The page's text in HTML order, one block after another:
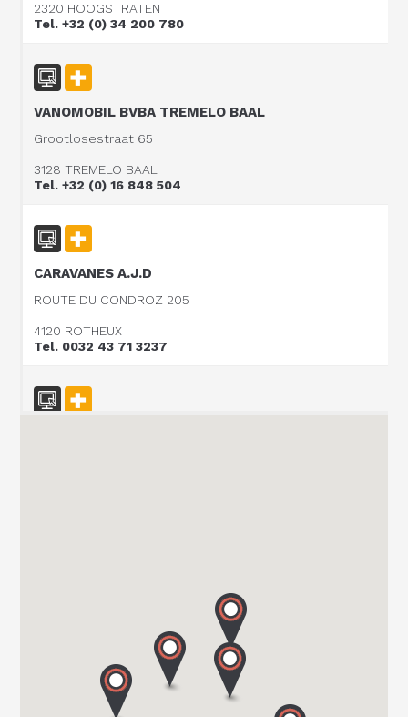
2320 HOOGSTRATEN
Tel. +32 (0) 34 200 780
VANOMOBIL BVBA TREMELO BAAL
Grootlosestraat 65
3128 TREMELO BAAL
Tel. +32 (0) 16 848 504
CARAVANES A.J.D
ROUTE DU CONDROZ 205
4120 ROTHEUX
Tel. 0032 43 71 3237
WEBSITE - VANOMOBIL BVBA LOKEREN - NE PAS
9160 LOKEREN